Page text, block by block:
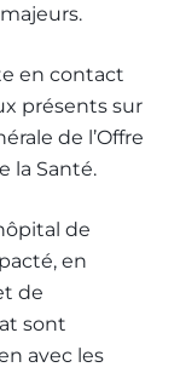
en contact
présents sur
de l’Offre
la Santé.
de
en
de
sont
avec les